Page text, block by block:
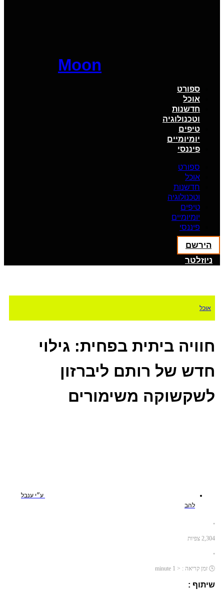
Moon
ספורט
אוכל
חדשנות
וטכנולוגיה
טיפים
יומיומיים
פיננסי
ספורט
אוכל
חדשנות
וטכנולוגיה
טיפים
יומיומיים
פיננסי
הירשם
ניוזלטר
אוכל
חוויה ביתית בפחית: גילוי
חדש של רותם ליברזון
לשקשוקה משימורים
ע״י ענבל
להב
•
2,304 צפיות
•
🕓 זמן קריאה : < 1
minute
שיתוף :